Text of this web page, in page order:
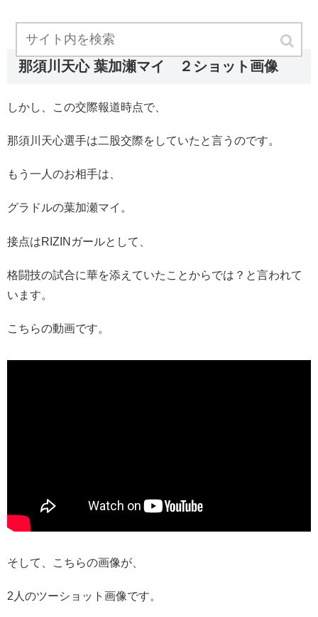
那須川天心 葉加瀬マイ ２ショット画像
しかし、この交際報道時点で、
那須川天心選手は二股交際をしていたと言うのです。
もう一人のお相手は、
グラドルの葉加瀬マイ。
接点はRIZINガールとして、
格闘技の試合に華を添えていたことからでは？と言われて
います。
こちらの動画です。
そして、こちらの画像が、
2人のツーショット画像です。